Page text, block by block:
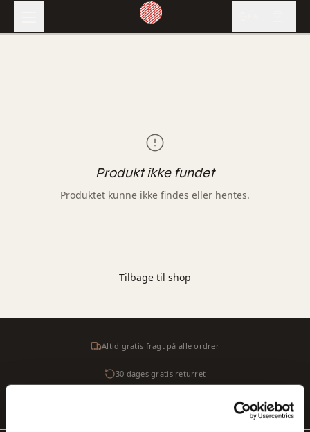
Produkt ikke fundet
Produktet kunne ikke findes eller hentes.
Tilbage til shop
Altid gratis fragt på alle ordrer
30 dages gratis returret